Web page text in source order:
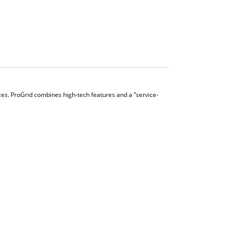
ProGrid combines high-tech features and a ”service-